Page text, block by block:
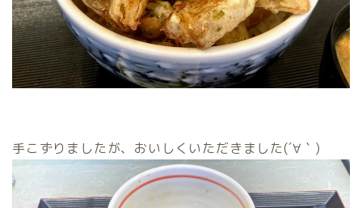
手こずりましたが、おいしくいただきました(´∀｀)